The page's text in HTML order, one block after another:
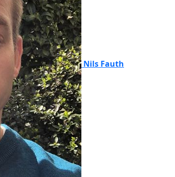
Nils Fauth